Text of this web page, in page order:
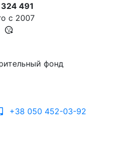
491
с 2007
фонд
+38 050 452-03-92